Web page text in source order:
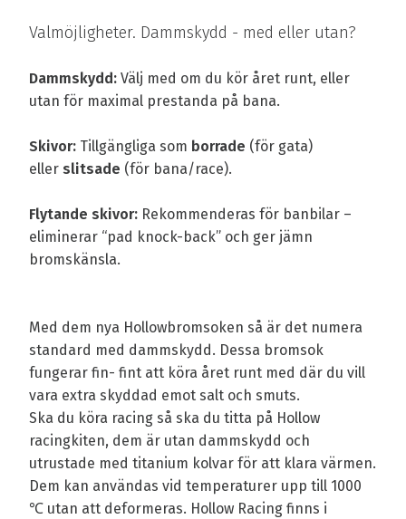
Valmöjligheter. Dammskydd - med eller utan?
Dammskydd: Välj med om du kör året runt, eller
utan för maximal prestanda på bana.
Skivor: Tillgängliga som borrade (för gata)
eller slitsade (för bana/race).
Flytande skivor: Rekommenderas för banbilar –
eliminerar “pad knock-back” och ger jämn
bromskänsla.
Med dem nya Hollowbromsoken så är det numera
standard med dammskydd. Dessa bromsok
fungerar fin- fint att köra året runt med där du vill
vara extra skyddad emot salt och smuts.
Ska du köra racing så ska du titta på Hollow
racingkiten, dem är utan dammskydd och
utrustade med titanium kolvar för att klara värmen.
Dem kan användas vid temperaturer upp till 1000
℃ utan att deformeras. Hollow Racing finns i